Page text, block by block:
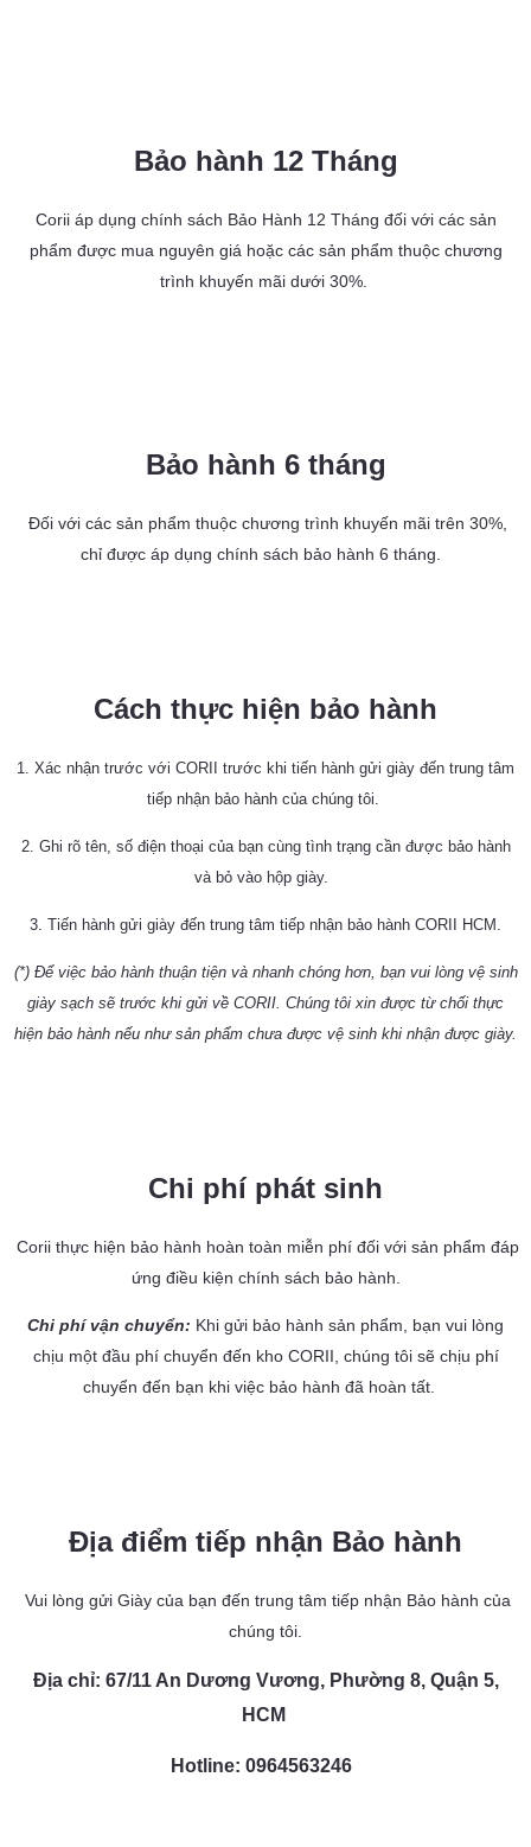
Bảo hành 12 Tháng
Corii áp dụng chính sách Bảo Hành 12 Tháng đối với các sản
phẩm được mua nguyên giá hoặc các sản phẩm thuộc chương
trình khuyến mãi dưới 30%.
Bảo hành 6 tháng
Đối với các sản phẩm thuộc chương trình khuyến mãi trên 30%,
chỉ được áp dụng chính sách bảo hành 6 tháng.
Cách thực hiện bảo hành
1. Xác nhận trước với CORII trước khi tiến hành gửi giày đến trung tâm
tiếp nhận bảo hành của chúng tôi.
2. Ghi rõ tên, số điện thoại của bạn cùng tình trạng cần được bảo hành
và bỏ vào hộp giày.
3. Tiến hành gửi giày đến trung tâm tiếp nhận bảo hành CORII HCM.
(*) Để việc bảo hành thuận tiện và nhanh chóng hơn, bạn vui lòng vệ sinh
giày sạch sẽ trước khi gửi về CORII. Chúng tôi xin được từ chối thực
hiện bảo hành nếu như sản phẩm chưa được vệ sinh khi nhận được giày.
Chi phí phát sinh
Corii thực hiện bảo hành hoàn toàn miễn phí đối với sản phẩm đáp
ứng điều kiện chính sách bảo hành.
Chi phí vận chuyển: Khi gửi bảo hành sản phẩm, bạn vui lòng
chịu một đầu phí chuyển đến kho CORII, chúng tôi sẽ chịu phí
chuyển đến bạn khi việc bảo hành đã hoàn tất.
Địa điểm tiếp nhận Bảo hành
Vui lòng gửi Giày của bạn đến trung tâm tiếp nhận Bảo hành của
chúng tôi.
Địa chỉ: 67/11 An Dương Vương, Phường 8, Quận 5,
HCM
Hotline: 0964563246